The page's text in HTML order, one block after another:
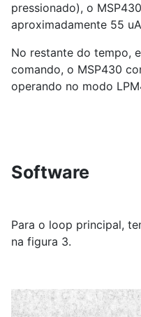
pressionado), o
aproximadamente 55
No restante do tempo,
comando, o MSP430
operando no modo
Software
Para o loop principal,
na figura 3.